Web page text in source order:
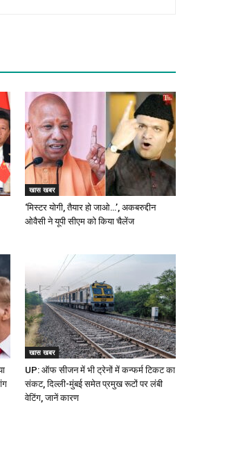
खास खबर
‘मिस्टर योगी, तैयार हो जाओ…’, अकबरुद्दीन
ओवैसी ने यूपी सीएम को किया चैलेंज
खास खबर
UP: ऑफ सीजन में भी ट्रेनों में कन्फर्म टिकट का
संकट, दिल्ली-मुंबई समेत प्रमुख रूटों पर लंबी
वेटिंग, जानें कारण